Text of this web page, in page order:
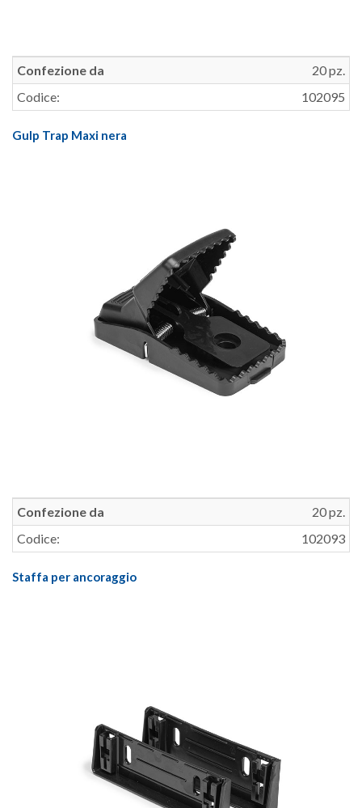
Confezione da
20 pz.
Codice:
102095
Gulp Trap Maxi nera
Confezione da
20 pz.
Codice:
102093
Staffa per ancoraggio